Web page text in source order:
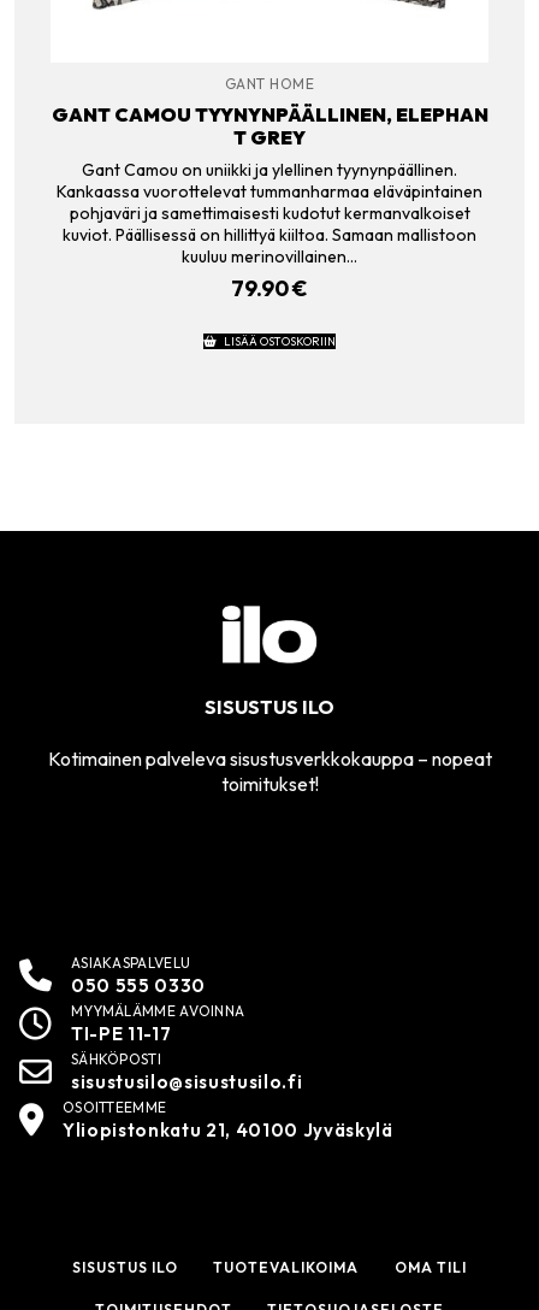
GANT HOME
GANT CAMOU TYYNYNPÄÄLLINEN, ELEPHAN
T GREY
Gant Camou on uniikki ja ylellinen tyynynpäällinen.
Kankaassa vuorottelevat tummanharmaa eläväpintainen
pohjaväri ja samettimaisesti kudotut kermanvalkoiset
kuviot. Päällisessä on hillittyä kiiltoa. Samaan mallistoon
kuuluu merinovillainen…
79.90€
LISÄÄ OSTOSKORIIN
SISUSTUS ILO
Kotimainen palveleva sisustusverkkokauppa – nopeat
toimitukset!
ASIAKASPALVELU
050 555 0330
MYYMÄLÄMME AVOINNA
TI-PE 11-17
SÄHKÖPOSTI
sisustusilo@sisustusilo.fi
OSOITTEEMME
Yliopistonkatu 21, 40100 Jyväskylä
SISUSTUS ILO TUOTEVALIKOIMA OMA TILI